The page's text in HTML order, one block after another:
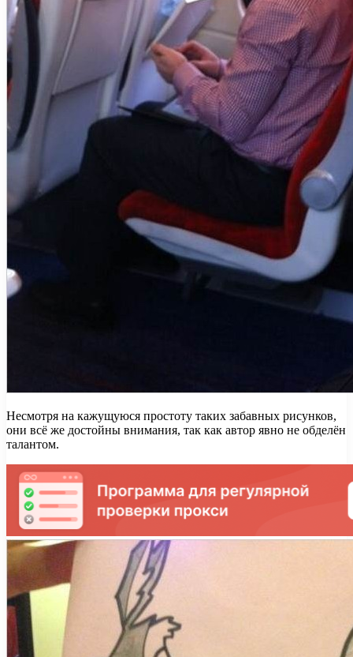
Несмотря на кажущуюся простоту таких забавных рисунков,
они всё же достойны внимания, так как автор явно не обделён
талантом.